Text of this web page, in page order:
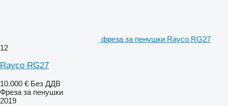
фреза за пенушки Rayco RG27
12
Rayco RG27
10.000 € Без ДДВ
Фреза за пенушки
2019